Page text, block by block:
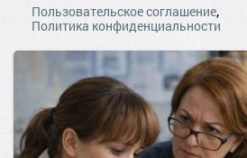
Пользовательское соглашение,
Политика конфиденциальности